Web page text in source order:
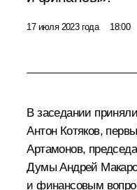
17 июля 2023 года 18:00
В заседании
Антон Котяков,
Артамонов,
Думы Андрей
и финансовым